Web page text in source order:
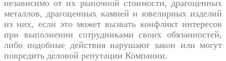
независимо от их рыночной стоимости, драгоценных
металлов, драгоценных камней и ювелирных изделий
из них, если это может вызвать конфликт интересов
при выполнении сотрудниками своих обязанностей,
либо подобные действия нарушают закон или могут
повредить деловой репутации Компании.